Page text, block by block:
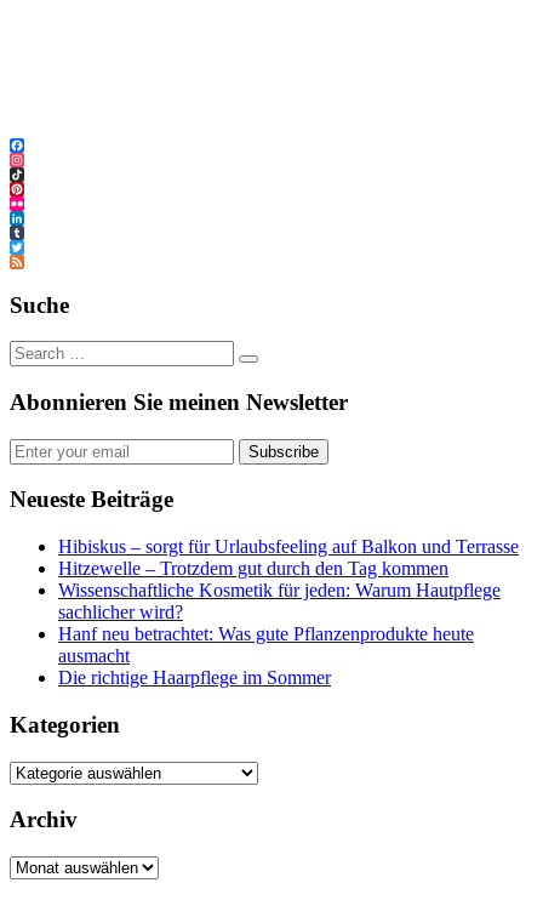
Facebook
Instagram
TikTok
Pinterest
Flickr
LinkedIn
Tumblr
Twitter
Feed
Suche
Abonnieren Sie meinen Newsletter
Subscribe
Neueste Beiträge
Hibiskus – sorgt für Urlaubsfeeling auf Balkon und Terrasse
Hitzewelle – Trotzdem gut durch den Tag kommen
Wissenschaftliche Kosmetik für jeden: Warum Hautpflege
sachlicher wird?
Hanf neu betrachtet: Was gute Pflanzenprodukte heute
ausmacht
Die richtige Haarpflege im Sommer
Kategorien
Kategorien
Archiv
Archiv